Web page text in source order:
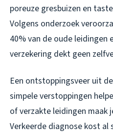
poreuze gresbuizen en
Volgens onderzoek
40% van de oude leidingen
verzekering dekt geen
Een ontstoppingsveer uit
simpele verstoppingen
of verzakte leidingen maak
Verkeerde diagnose kost al